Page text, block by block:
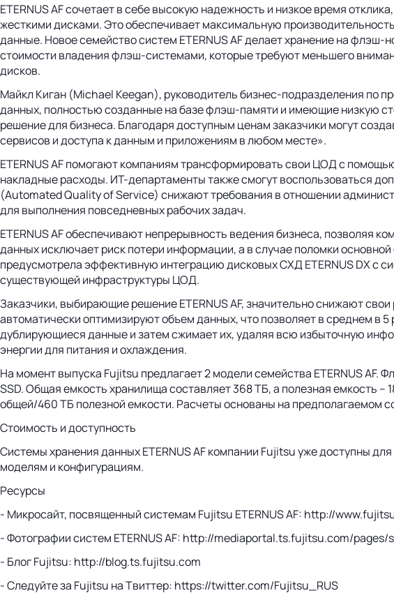
ETERNUS AF сочетает в себе высокую надежность и низкое время
жесткими дисками. Это обеспечивает максимальную
данные. Новое семейство систем ETERNUS AF делает хранение на
стоимости владения флэш-системами, которые требуют меньшего
дисков.
Майкл Киган (Michael Keegan), руководитель бизнес-подразделения по
данных, полностью созданные на базе флэш-памяти и имеющие низкую
решение для бизнеса. Благодаря доступным ценам заказчики могут
сервисов и доступа к данным и приложениям в любом месте».
ETERNUS AF помогают компаниям трансформировать свои ЦОД с
накладные расходы. ИТ-департаменты также смогут воспользоваться
(Automated Quality of Service) снижают требования в отношении
для выполнения повседневных рабочих задач.
ETERNUS AF обеспечивают непрерывность ведения бизнеса, позволяя
данных исключает риск потери информации, а в случае поломки
предусмотрела эффективную интеграцию дисковых СХД ETERNUS DX с
существующей инфраструктуры ЦОД.
Заказчики, выбирающие решение ETERNUS AF, значительно снижают
автоматически оптимизируют объем данных, что позволяет в среднем в
дублирующиеся данные и затем сжимает их, удаляя всю избыточную
энергии для питания и охлаждения.
На момент выпуска Fujitsu предлагает 2 модели семейства ETERNUS AF.
SSD. Общая емкость хранилища составляет 368 ТБ, а полезная емкость
общей/460 ТБ полезной емкости. Расчеты основаны на предполагаемом
Стоимость и доступность
Системы хранения данных ETERNUS AF компании Fujitsu уже доступны для
моделям и конфигурациям.
Ресурсы
- Микросайт, посвященный системам Fujitsu ETERNUS AF: http://
- Фотографии систем ETERNUS AF: http://mediaportal.ts.fujitsu.com/pages/
- Блог Fujitsu: http://blog.ts.fujitsu.com
- Следуйте за Fujitsu на Твиттер: https://twitter.com/Fujitsu_RUS